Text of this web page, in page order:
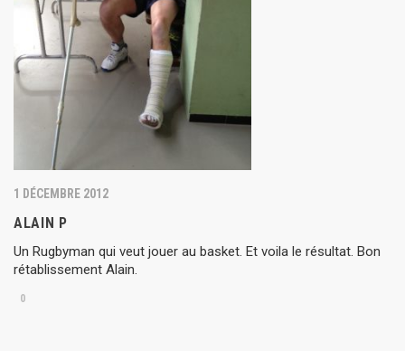
1 DÉCEMBRE 2012
ALAIN P
Un Rugbyman qui veut jouer au basket. Et voila le résultat. Bon
rétablissement Alain.
0